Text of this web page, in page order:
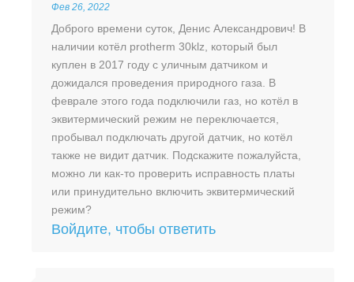
Фев 26, 2022
Доброго времени суток, Денис Александрович! В
наличии котёл protherm 30klz, который был
куплен в 2017 году с уличным датчиком и
дожидался проведения природного газа. В
феврале этого года подключили газ, но котёл в
эквитермический режим не переключается,
пробывал подключать другой датчик, но котёл
также не видит датчик. Подскажите пожалуйста,
можно ли как-то проверить исправность платы
или принудительно включить эквитермический
режим?
Войдите, чтобы ответить